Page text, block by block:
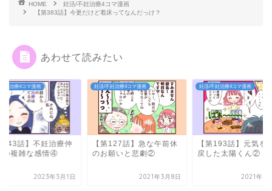
HOME
妊活/不妊治療4コマ漫画
【第383話】今更だけど着床ってなんだっけ？
あわせて読みたい
妊治療4コマ漫画
443話】不妊治療仲
の複雑な感情④
2023年3月1日
妊活/不妊治療4コマ漫画
【第127話】急な午前休
のお願いと悲劇②
2021年3月8日
妊活/不妊治療4コマ漫画
【第193話】元気を
戻した太陽くん②
2021年6